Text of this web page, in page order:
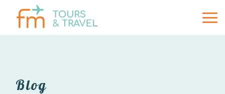
Blog